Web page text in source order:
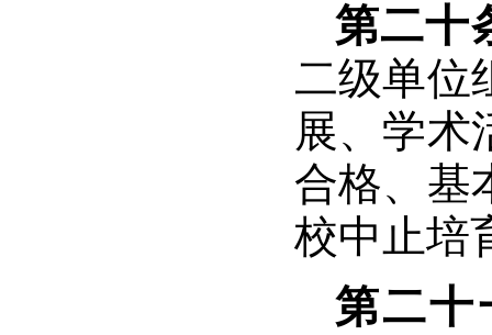
第二十
二级单位
展、学术
合格、基
校中止培
第二十